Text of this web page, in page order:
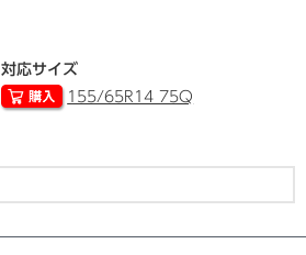
対応サイズ
155/65R14 75Q